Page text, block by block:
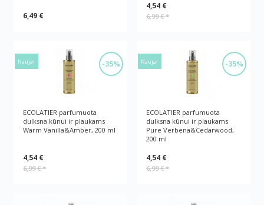
6,49 €
4,54 €
6,99 €*
-35%
Nauja!
ECOLATIER parfumuota
dulksna kūnui ir plaukams
Warm Vanilla&Amber, 200 ml
4,54 €
6,99 €*
-35%
Nauja!
ECOLATIER parfumuota
dulksna kūnui ir plaukams
Pure Verbena&Cedarwood,
200 ml
4,54 €
6,99 €*